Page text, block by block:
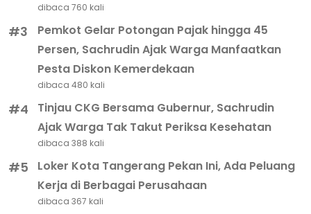
dibaca 760 kali
#3
Pemkot Gelar Potongan Pajak hingga 45
Persen, Sachrudin Ajak Warga Manfaatkan
Pesta Diskon Kemerdekaan
dibaca 480 kali
#4
Tinjau CKG Bersama Gubernur, Sachrudin
Ajak Warga Tak Takut Periksa Kesehatan
dibaca 388 kali
#5
Loker Kota Tangerang Pekan Ini, Ada Peluang
Kerja di Berbagai Perusahaan
dibaca 367 kali